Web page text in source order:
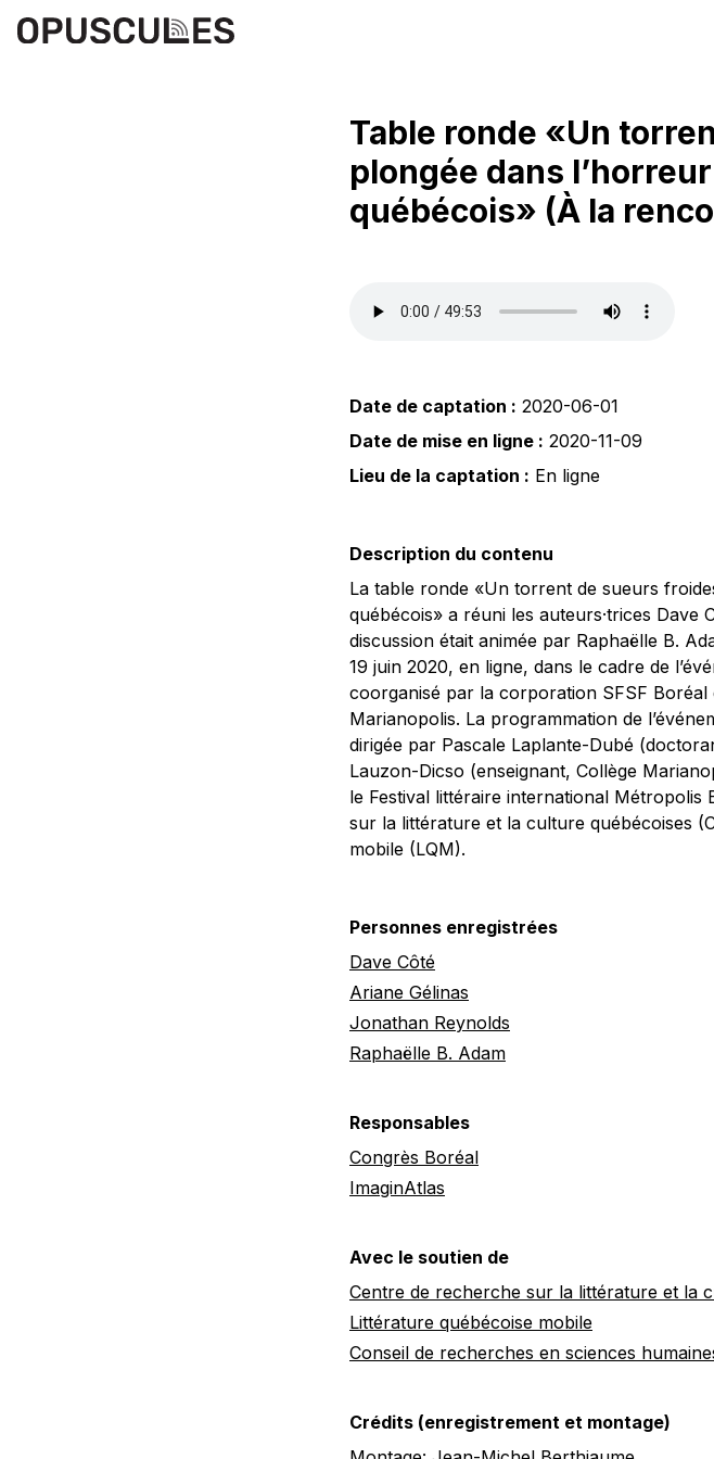
Table ronde «Un
plongée dans
québécois» (À la
Date de captation : 2020-06-01
Date de mise en ligne : 2020-11-09
Lieu de la captation : En ligne
Description du contenu
La table ronde «Un torrent de sueurs
québécois» a réuni les auteurs·trices Dave
discussion était animée par Raphaëlle B.
19 juin 2020, en ligne, dans le cadre de
coorganisé par la corporation SFSF
Marianopolis. La programmation de
dirigée par Pascale Laplante-Dubé
Lauzon-Dicso (enseignant, Collège
le Festival littéraire international
sur la littérature et la culture québécoises
mobile (LQM).
Personnes enregistrées
Dave Côté
Ariane Gélinas
Jonathan Reynolds
Raphaëlle B. Adam
Responsables
Congrès Boréal
ImaginAtlas
Avec le soutien de
Centre de recherche sur la littérature et la
Littérature québécoise mobile
Conseil de recherches en sciences
Crédits (enregistrement et montage)